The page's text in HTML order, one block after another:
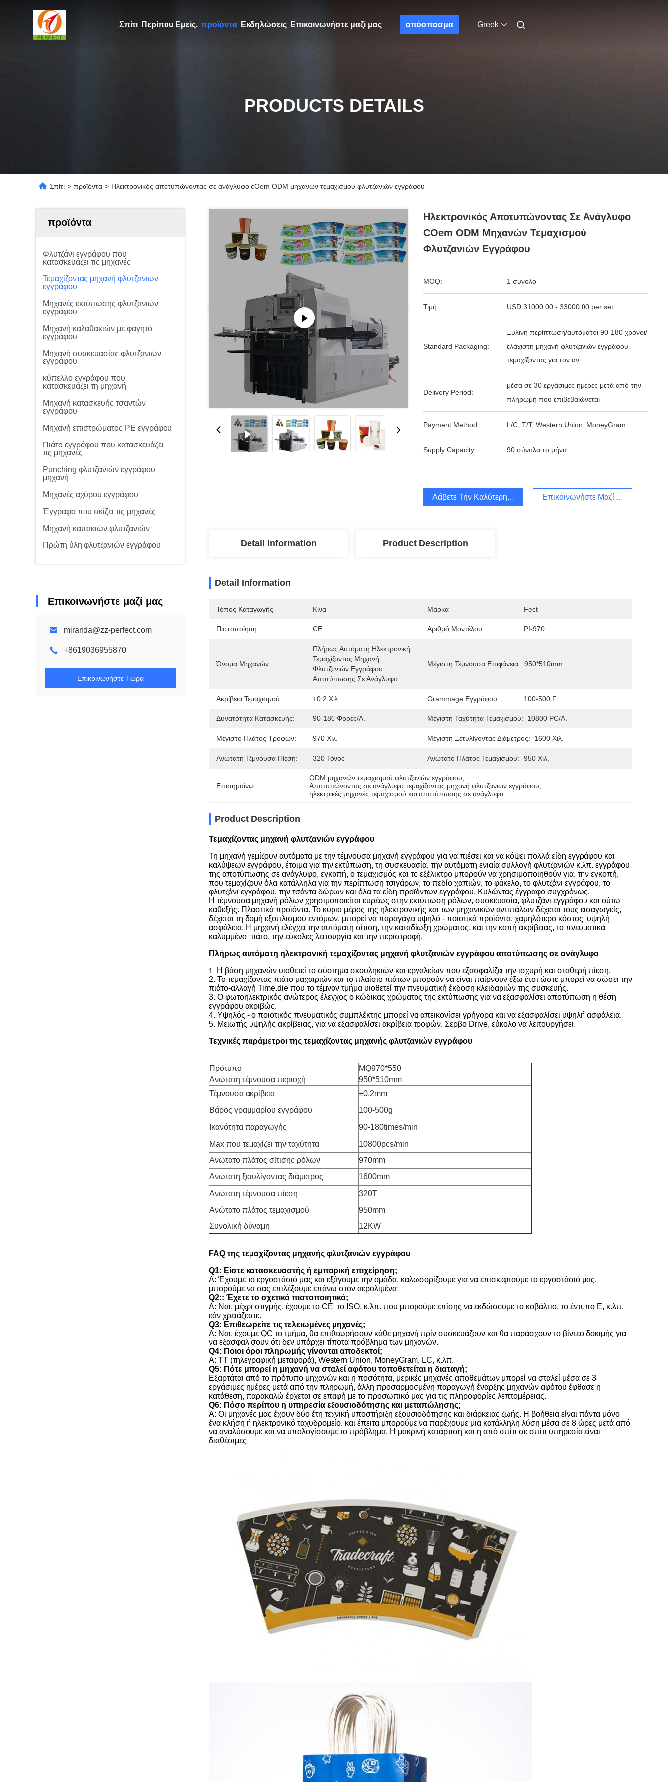
Σπίτι Περίπου Εμείς. προϊόντα Εκδηλώσεις Επικοινωνήστε μαζί μας απόσπασμα Greek
PRODUCTS DETAILS
Σπίτι > προϊόντα > Ηλεκτρονικός αποτυπώνοντας σε ανάγλυφο cOem ODM μηχανών τεμαχισμού φλυτζανιών εγγράφου
προϊόντα
Φλυτζάνι εγγράφου που
κατασκευάζει τις μηχανές
Τεμαχίζοντας μηχανή φλυτζανιών
εγγράφου
Μηχανές εκτύπωσης φλυτζανιών
εγγράφου
Μηχανή καλαθακιών με φαγητό
εγγράφου
Μηχανή συσκευασίας φλυτζανιών
εγγράφου
κύπελλο εγγράφου που
κατασκευάζει τη μηχανή
Μηχανή κατασκευής τσαντών
εγγράφου
Μηχανή επιστρώματος PE εγγράφου
Πιάτο εγγράφου που κατασκευάζει
τις μηχανές
Punching φλυτζανιών εγγράφου
μηχανή
Μηχανές αχύρου εγγράφου
Έγγραφο που σκίζει τις μηχανές
Μηχανή καπακιών φλυτζανιών
Πρώτη ύλη φλυτζανιών εγγράφου
Επικοινωνήστε μαζί μας
miranda@zz-perfect.com
+8619036955870
Επικοινωνήστε Τώρα
Ηλεκτρονικός Αποτυπώνοντας Σε Ανάγλυφο
COem ODM Μηχανών Τεμαχισμού
Φλυτζανιών Εγγράφου
MOQ: 1 σύνολο
Τιμή: USD 31000.00 - 33000.00 per set
Standard Packaging:
Ξύλινη περίπτωση/αυτόματοι 90-180 χρόνοι/
ελάχιστη μηχανή φλυτζανιών εγγράφου
τεμαχίζοντας για τον αν
Delivery Period:
μέσα σε 30 εργάσιμες ημέρες μετά από την
πληρωμή που επιβεβαιώνεται
Payment Method: L/C, T/T, Western Union, MoneyGram
Supply Capacity: 90 σύνολα το μήνα
Λάβετε Την Καλύτερη Τιμή Επικοινωνήστε Μαζί Μας
Detail Information Product Description
Detail Information
Τόπος Καταγωγής Κίνα Μάρκα Fect
Πιστοποίηση CE Αριθμό Μοντέλου Pf-970
Όνομα Μηχανών:
Πλήρως Αυτόματη Ηλεκτρονική
Τεμαχίζοντας Μηχανή
Φλυτζανιών Εγγράφου
Αποτύπωσης Σε Ανάγλυφο
Μέγιστη Τέμνουσα Επιφάνεια: 950*510mm
Ακρίβεια Τεμαχισμού: ±0.2 Χιλ. Grammage Εγγράφου: 100-500 Γ
Δυνατότητα Κατασκευής: 90-180 Φορές/λ. Μέγιστη Ταχύτητα Τεμαχισμού: 10800 PC/λ.
Μέγιστο Πλάτος Τροφών: 970 Χιλ. Μέγιστη Ξετυλίγοντας Διάμετρος: 1600 Χιλ.
Ανώτατη Τέμνουσα Πίεση: 320 Τόνος Ανώτατο Πλάτος Τεμαχισμού: 950 Χιλ.
Επισημαίνω:
ODM μηχανών τεμαχισμού φλυτζανιών εγγράφου
Αποτυπώνοντας σε ανάγλυφο τεμαχίζοντας μηχανή φλυτζανιών εγγράφου
ηλεκτρικές μηχανές τεμαχισμού και αποτύπωσης σε ανάγλυφο
Product Description
Τεμαχίζοντας μηχανή φλυτζανιών εγγράφου
Τη μηχανή γεμίζουν αυτόματα με την τέμνουσα μηχανή εγγράφου για να πιέσει και να κόψει πολλά είδη εγγράφου και
καλύψεων εγγράφου, έτοιμα για την εκτύπωση, τη συσκευασία, την αυτόματη ενιαία συλλογή φλυτζανιών κ.λπ. εγγράφου
της αποτύπωσης σε ανάγλυφο, εγκοπή, ο τεμαχισμός και το εξέλικτρο μπορούν να χρησιμοποιηθούν για, την εγκοπή,
που τεμαχίζουν όλα κατάλληλα για την περίπτωση τσιγάρων, το πεδίο χαπιών, το φάκελο, το φλυτζάνι εγγράφου, το
φλυτζάνι εγγράφου, την τσάντα δώρων και όλα τα είδη προϊόντων εγγράφου. Κυλώντας έγγραφο συγχρόνως.
Η τέμνουσα μηχανή ρόλων χρησιμοποιείται ευρέως στην εκτύπωση ρόλων, συσκευασία, φλυτζάνι εγγράφου και ούτω
καθεξής. Πλαστικά προϊόντα. Το κύριο μέρος της ηλεκτρονικής και των μηχανικών αντιπάλων δέχεται τους εισαγωγείς,
δέχεται τη δομή εξοπλισμού εντόμων, μπορεί να παραγάγει υψηλό - ποιοτικά προϊόντα, χαμηλότερο κόστος, υψηλή
ασφάλεια. Η μηχανή ελέγχει την αυτόματη σίτιση, την καταδίωξη χρώματος, και την κοπή ακρίβειας, το πνευματικά
καλυμμένο πιάτο, την εύκολες λειτουργία και την περιστροφή.
Πλήρως αυτόματη ηλεκτρονική τεμαχίζοντας μηχανή φλυτζανιών εγγράφου αποτύπωσης σε ανάγλυφο
1.
Η βάση μηχανών υιοθετεί το σύστημα σκουληκιών και εργαλείων που εξασφαλίζει την ισχυρή και σταθερή πίεση.
2. Το τεμαχίζοντας πιάτο μαχαιριών και το πλαίσιο πιάτων μπορούν να είναι παίρνουν έξω έτσι ώστε μπορεί να σώσει την
πιάτο-αλλαγή Time.die που το τέμνον τμήμα υιοθετεί την πνευματική έκδοση κλειδαριών της συσκευής.
3. Ο φωτοηλεκτρικός ανώτερος έλεγχος ο κώδικας χρώματος της εκτύπωσης για να εξασφαλίσει αποτύπωση η θέση
εγγράφου ακριβώς.
4. Υψηλός - ο ποιοτικός πνευματικός συμπλέκτης μπορεί να απεικονίσει γρήγορα και να εξασφαλίσει υψηλή ασφάλεια.
5. Μειωτής υψηλής ακρίβειας, για να εξασφαλίσει ακρίβεια τροφών. Σερβο Drive, εύκολο να λειτουργήσει.
Τεχνικές παράμετροι της τεμαχίζοντας μηχανής φλυτζανιών εγγράφου
Πρότυπο
MQ970*550
Ανώτατη τέμνουσα περιοχή
950*510mm
Τέμνουσα ακρίβεια
±0.2mm
Βάρος γραμμαρίου εγγράφου
100-500g
Ικανότητα παραγωγής
90-180times/min
Max που τεμαχίζει την ταχύτητα
10800pcs/min
Ανώτατο πλάτος σίτισης ρόλων
970mm
Ανώτατη ξετυλίγοντας διάμετρος
1600mm
Ανώτατη τέμνουσα πίεση
320T
Ανώτατο πλάτος τεμαχισμού
950mm
Συνολική δύναμη
12KW
FAQ της τεμαχίζοντας μηχανής φλυτζανιών εγγράφου
Q1: Είστε κατασκευαστής ή εμπορική επιχείρηση;
Α: Έχουμε το εργοστάσιό μας και εξάγουμε την ομάδα, καλωσορίζουμε για να επισκεφτούμε το εργοστάσιό μας,
μπορούμε να σας επιλέξουμε επάνω στον αερολιμένα
Q2:: Έχετε το σχετικό πιστοποιητικό;
Α: Ναι, μέχρι στιγμής, έχουμε το CE, το ISO, κ.λπ. που μπορούμε επίσης να εκδώσουμε το κοβάλτιο, το έντυπο Ε, κ.λπ.
εάν χρειάζεστε.
Q3: Επιθεωρείτε τις τελειωμένες μηχανές;
Α: Ναι, έχουμε QC το τμήμα, θα επιθεωρήσουν κάθε μηχανή πρίν συσκευάζουν και θα παράσχουν το βίντεο δοκιμής για
να εξασφαλίσουν ότι δεν υπάρχει τίποτα πρόβλημα των μηχανών.
Q4: Ποιοι όροι πληρωμής γίνονται αποδεκτοί;
Α: TT (τηλεγραφική μεταφορά), Western Union, MoneyGram, LC, κ.λπ.
Q5: Πότε μπορεί η μηχανή να σταλεί αφότου τοποθετείται η διαταγή;
Εξαρτάται από το πρότυπο μηχανών και η ποσότητα, μερικές μηχανές αποθεμάτων μπορεί να σταλεί μέσα σε 3
εργάσιμες ημέρες μετά από την πληρωμή, άλλη προσαρμοσμένη παραγωγή έναρξης μηχανών αφότου έφθασε η
κατάθεση, παρακαλώ έρχεται σε επαφή με το προσωπικό μας για τις πληροφορίες λεπτομέρειας.
Q6: Πόσο περίπου η υπηρεσία εξουσιοδότησης και μεταπώλησης;
Α: Οι μηχανές μας έχουν δύο έτη τεχνική υποστήριξη εξουσιοδότησης και διάρκειας ζωής. Η βοήθεια είναι πάντα μόνο
ένα κλήση ή ηλεκτρονικό ταχυδρομείο, και έπειτα μπορούμε να παρέχουμε μια κατάλληλη λύση μέσα σε 8 ώρες μετά από
να αναλύσουμε και να υπολογίσουμε το πρόβλημα. Η μακρινή κατάρτιση και η από σπίτι σε σπίτι υπηρεσία είναι
διαθέσιμες